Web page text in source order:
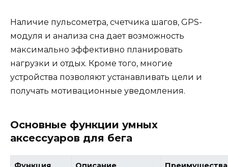
Наличие пульсометра, счетчика шагов, GPS-
модуля и анализа сна дает возможность
максимально эффективно планировать
нагрузки и отдых. Кроме того, многие
устройства позволяют устанавливать цели и
получать мотивационные уведомления.
Основные функции умных
аксессуаров для бега